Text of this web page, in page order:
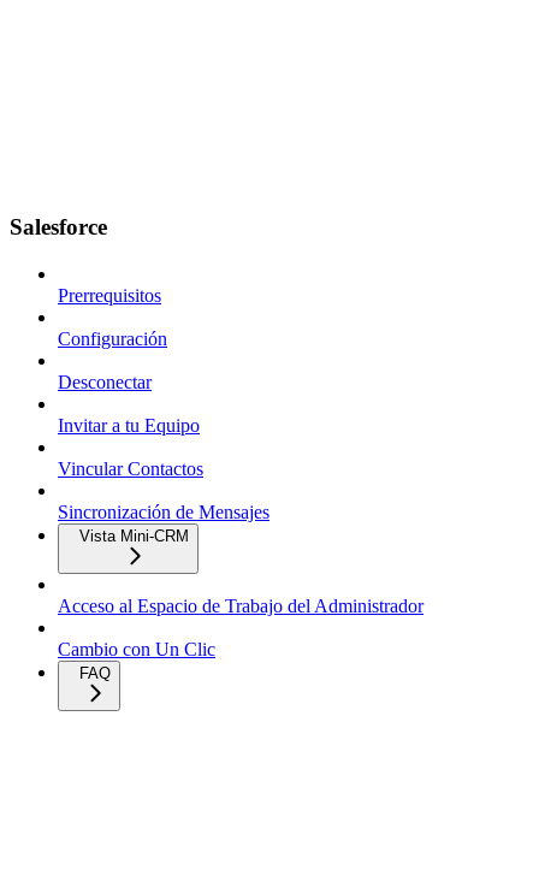
Salesforce
Prerrequisitos
Configuración
Desconectar
Invitar a tu Equipo
Vincular Contactos
Sincronización de Mensajes
Vista Mini-CRM
Acceso al Espacio de Trabajo del Administrador
Cambio con Un Clic
FAQ